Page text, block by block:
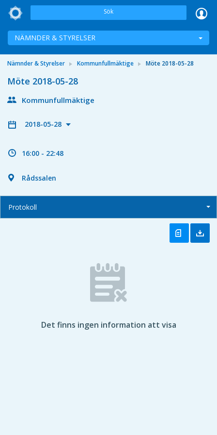
Sök
NÄMNDER & STYRELSER
Nämnder & Styrelser Kommunfullmäktige Möte 2018-05-28
Möte 2018-05-28
Kommunfullmäktige
2018-05-28
16:00 - 22:48
Rådssalen
Protokoll
Det finns ingen information att visa